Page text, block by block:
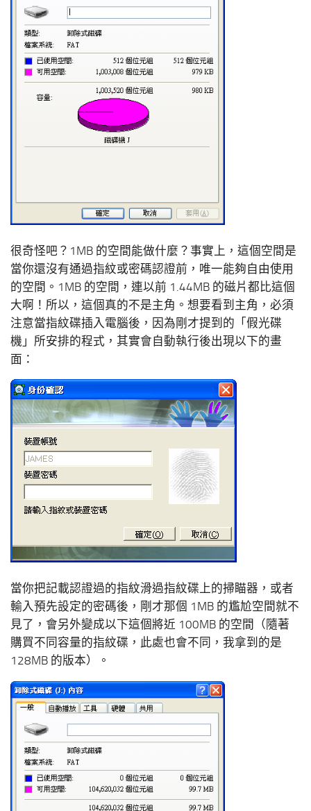
很奇怪吧？1MB 的空間能做什麼？事實上，這個空間是
當你還沒有通過指紋或密碼認證前，唯一能夠自由使用
的空間。1MB 的空間，連以前 1.44MB 的磁片都比這個
大啊！所以，這個真的不是主角。想要看到主角，必須
注意當指紋碟插入電腦後，因為剛才提到的「假光碟
機」所安排的程式，其實會自動執行後出現以下的畫
面：
當你把記載認證過的指紋滑過指紋碟上的掃瞄器，或者
輸入預先設定的密碼後，剛才那個 1MB 的尷尬空間就不
見了，會另外變成以下這個將近 100MB 的空間（隨著
購買不同容量的指紋碟，此處也會不同，我拿到的是
128MB 的版本）。